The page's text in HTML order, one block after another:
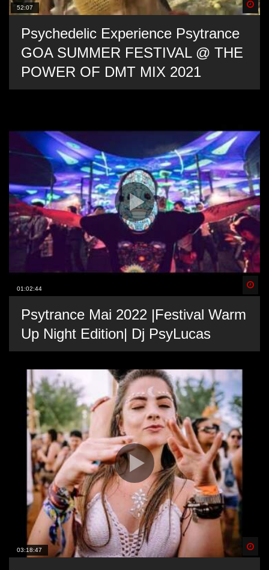
52:07
Psychedelic Experience Psytrance
GOA SUMMER FESTIVAL @ THE
POWER OF DMT MIX 2021
01:02:44
Psytrance Mai 2022 |Festival Warm
Up Night Edition| Dj PsyLucas
03:18:47